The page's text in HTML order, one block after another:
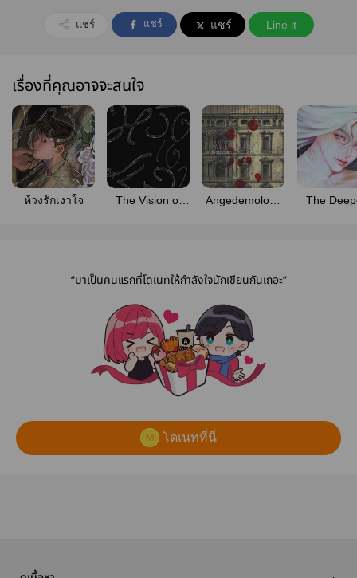
แชร์ แชร์ แชร์ Line it
เรื่องที่คุณอาจจะสนใจ
ห้วงรักเงาใจ
The Vision of
Angedemology
The
“มาเป็นคนแรกที่โดเนทให้กำลังใจนักเขียนกันเถอะ”
โดเนทที่นี่